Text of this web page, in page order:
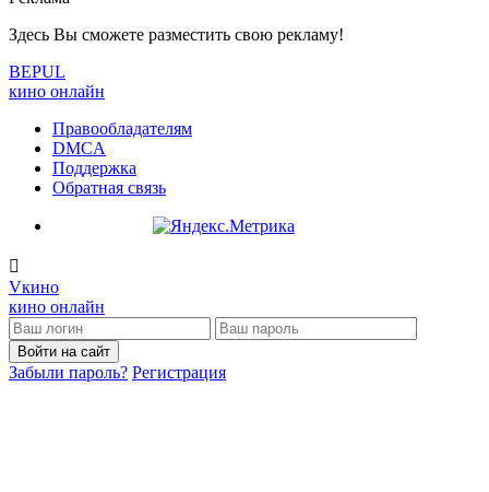
Здесь Вы сможете разместить свою рекламу!
BEPUL
кино онлайн
Правообладателям
DMCA
Поддержка
Обратная связь
Vкино
кино онлайн
Войти на сайт
Забыли пароль? Регистрация